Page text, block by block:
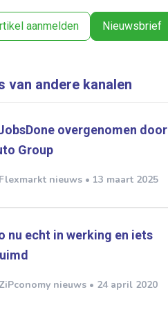
aanmelden Nieuwsbrief
van andere kanalen
overgenomen door
Group
Flexmarkt nieuws • 13 maart 2025
nu echt in werking en iets
ZiPconomy nieuws • 24 april 2020